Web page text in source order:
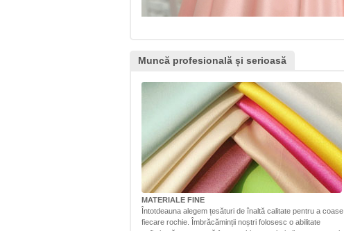
Muncă profesională și serioasă
MATERIALE FINE
Întotdeauna alegem țesături de înaltă calitate pentru a coase
fiecare rochie. Îmbrăcăminții noștri folosesc o abilitate